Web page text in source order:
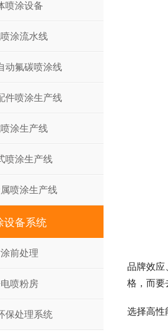
品牌效应
格，而要
选择高性
喷涂设备
涂流水线
动氟碳喷涂线
件喷涂生产线
涂生产线
喷涂生产线
喷涂生产线
设备系统
前处理
喷粉房
保处理系统